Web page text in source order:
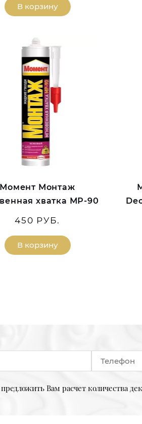
В корзину
Момент Монтаж
хватка МР-90
450 РУБ.
В корзину
Вам расчет количества